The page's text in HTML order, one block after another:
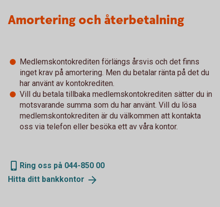
Amortering och återbetalning
Medlemskontokrediten förlängs årsvis och det finns
inget krav på amortering. Men du betalar ränta på det du
har använt av kontokrediten.
Vill du betala tillbaka medlemskontokrediten sätter du in
motsvarande summa som du har använt. Vill du lösa
medlemskontokrediten är du välkommen att kontakta
oss via telefon eller besöka ett av våra kontor.
Ring oss på 044-850 00
Hitta ditt bankkontor